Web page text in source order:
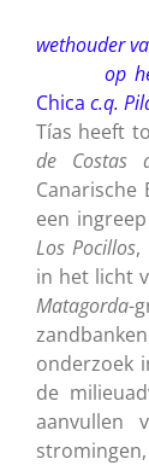
De
wethouder
op het
Chica c.q.
Tías heeft
de Costas
een
Los Pocillos,
in het licht
Matagorda-
onderzoek
de
aanvullen